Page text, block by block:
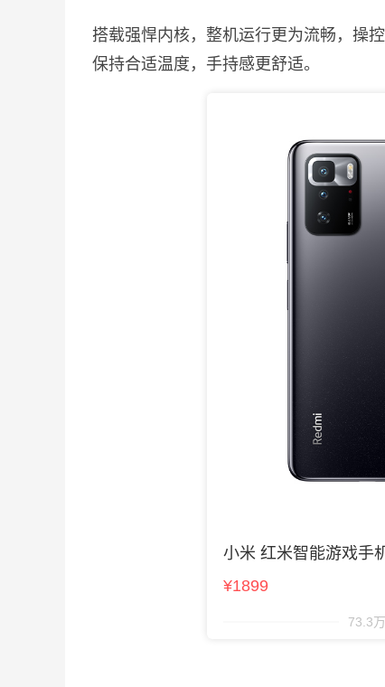
搭载强悍内核，整机运行更为流畅，操
保持合适温度，手持感更舒适。
小米 红米智能游戏手
¥1899
73.3